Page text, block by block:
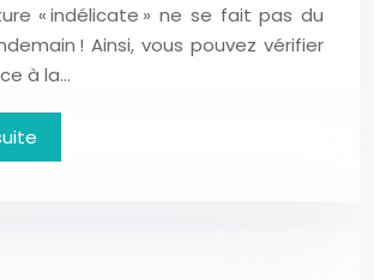
« indélicate » ne se fait pas du
! Ainsi, vous pouvez vérifier
à la…